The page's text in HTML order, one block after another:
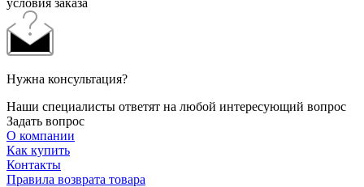
Нужна консультация?
Наши специалисты ответят на любой интересующий вопрос
Задать вопрос
О компании
Как купить
Контакты
Правила возврата товара